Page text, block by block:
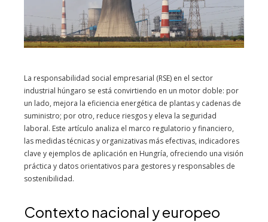
La responsabilidad social empresarial (RSE) en el sector
industrial húngaro se está convirtiendo en un motor doble: por
un lado, mejora la eficiencia energética de plantas y cadenas de
suministro; por otro, reduce riesgos y eleva la seguridad
laboral. Este artículo analiza el marco regulatorio y financiero,
las medidas técnicas y organizativas más efectivas, indicadores
clave y ejemplos de aplicación en Hungría, ofreciendo una visión
práctica y datos orientativos para gestores y responsables de
sostenibilidad.
Contexto nacional y europeo